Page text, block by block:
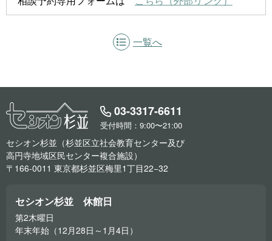
一覧へ
03-3317-6611
受付時間：9:00〜21:00
セシオン杉並（杉並区立社会教育センター及び
高円寺地域区民センター複合施設）
〒166-0011 東京都杉並区梅里1丁目22−32
セシオン杉並 休館日
第2木曜日
年末年始（12月28日～1月4日）